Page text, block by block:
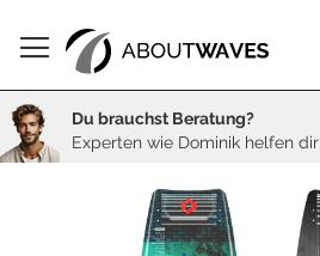
zum
Inhalt
Du brauchst Beratung?
Experten wie Dominik helfen dir